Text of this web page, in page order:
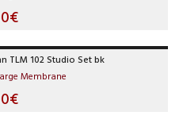
TLM 102 Studio Set bk
Membrane